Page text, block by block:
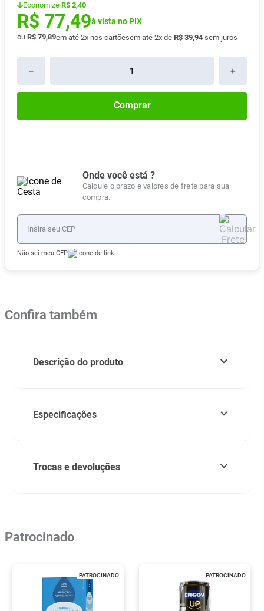
Economize R$ 2,40
R$ 77,49à vista no PIX
ou R$ 79,89em até 2x nos cartõesem até 2x de R$ 39,94 sem juros
＋
－
Comprar
Onde você está ?
Calcule o prazo e valores de frete para sua
compra.
Não sei meu CEP
Confira também
Descrição do produto
Especificações
Trocas e devoluções
Patrocinado
PATROCINADO PATROCINADO
10º Vitamina D